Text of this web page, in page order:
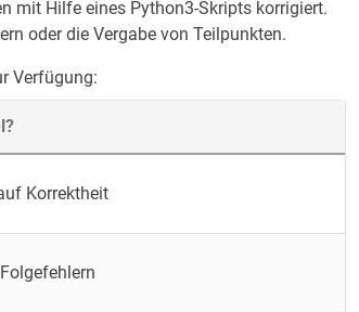
mit Hilfe eines Python3-Skripts korrigiert.
oder die Vergabe von Teilpunkten.
Verfügung:
Korrektheit